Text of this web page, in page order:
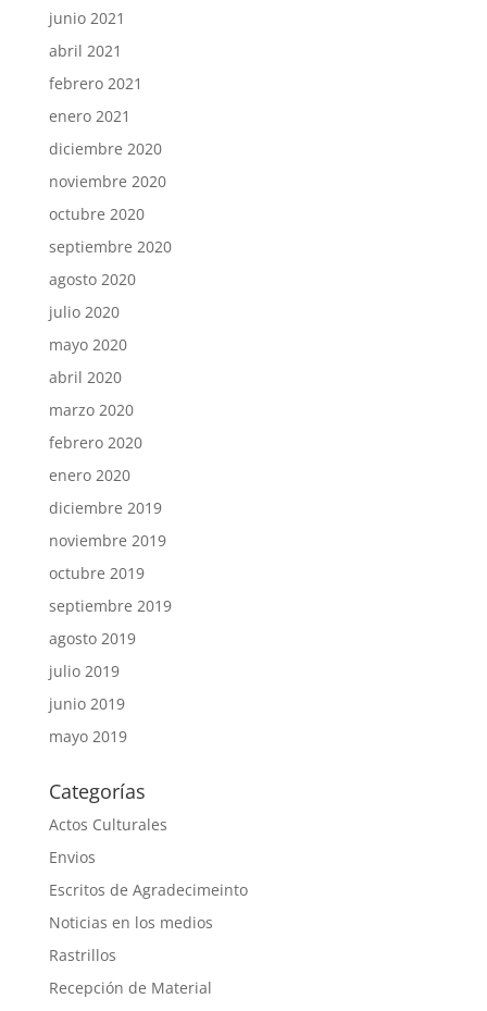
junio 2021
abril 2021
febrero 2021
enero 2021
diciembre 2020
noviembre 2020
octubre 2020
septiembre 2020
agosto 2020
julio 2020
mayo 2020
abril 2020
marzo 2020
febrero 2020
enero 2020
diciembre 2019
noviembre 2019
octubre 2019
septiembre 2019
agosto 2019
julio 2019
junio 2019
mayo 2019
Categorías
Actos Culturales
Envios
Escritos de Agradecimeinto
Noticias en los medios
Rastrillos
Recepción de Material